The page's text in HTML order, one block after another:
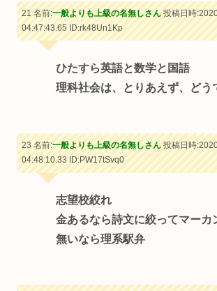
21 名前:一般よりも上級の名無しさん投稿日時
04:47:43.65ID:rk48Un1Kp
ひたすら英語と数学と国語
理科社会は、とりあえず、どう
23 名前:一般よりも上級の名無しさん投稿日時
04:48:10.33ID:PW17tSvq0
志望校絞れ
金あるなら詩文に絞ってマーカ
無いなら理系駅弁